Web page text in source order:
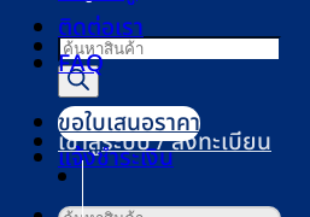
Products
search
เข้าสู่ระบบ / ลงทะเบียน
ติดต่อเรา
FAQ
ขอใบเสนอราคา
แจ้งชำระเงิน